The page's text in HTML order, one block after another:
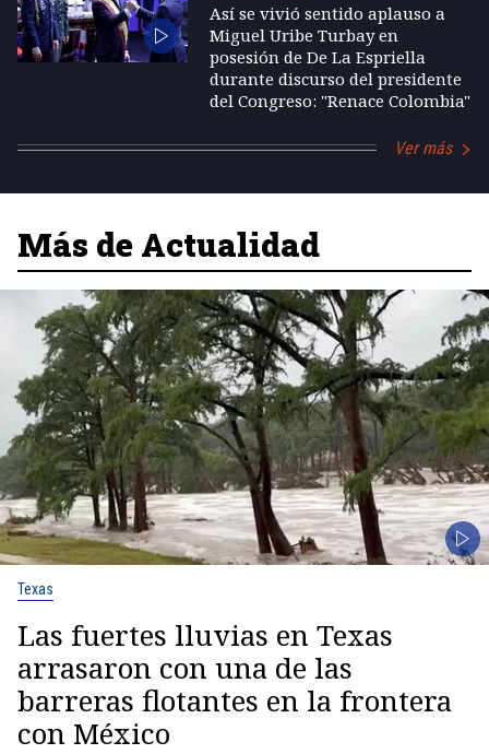
Así se vivió sentido aplauso a
Miguel Uribe Turbay en
posesión de De La Espriella
durante discurso del presidente
del Congreso: "Renace Colombia"
Ver más
Más de Actualidad
Texas
Las fuertes lluvias en Texas
arrasaron con una de las
barreras flotantes en la frontera
con México